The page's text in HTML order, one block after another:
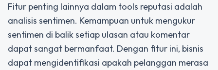
Fitur penting lainnya dalam tools reputasi adalah
analisis sentimen. Kemampuan untuk mengukur
sentimen di balik setiap ulasan atau komentar
dapat sangat bermanfaat. Dengan fitur ini, bisnis
dapat mengidentifikasi apakah pelanggan merasa